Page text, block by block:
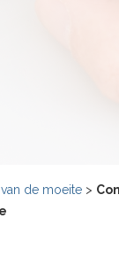
de moeite >